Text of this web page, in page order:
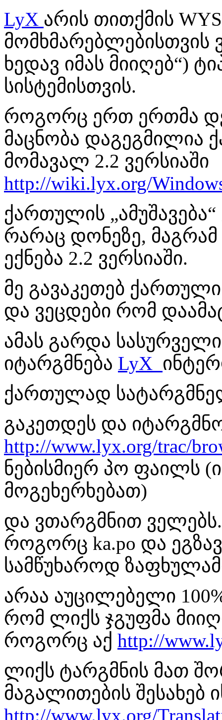
LyX არის თითქმის
მომხმარებლებისთვის
ხედავ იმას მიიღებ“)
სისტემისთვის.
როგორც ერთ ერთმა
მაცნობა დაგეგმილია
მომავალ 2.2 ვერსიაში
http://wiki.lyx.org/
ქართულის
რარაც დონეზე,
ექნება 2.2 ვერსიაში.
მე გავაკეთებ
და ვეცდები რომ
ამას გარდა
იტარგმნება LyX
ქართულად
გაკეთდეს და
http://www.lyx.org/trac/
ნებისმიერ პო ფაილს
მოგეხერხებათ)
და ვთარგმნით ველებს.
როგორც ka.po და
სამწუხაროდ
არაა აუცილებელი
რომ ლიქს ჯგუფმა
როგორც აქ http://
ლიქს ტარგმნის მათ
მაგალითების შესახებ
http://www.lyx.org/